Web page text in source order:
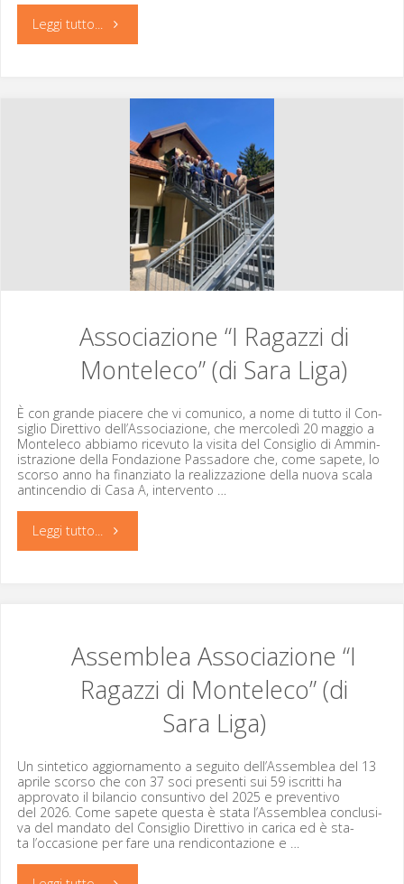
Leggi tutto...
PIAZZETTA
Paola
Marino)"
Associazione “I Ragazzi di
Monteleco” (di Sara Liga)
È con grande piacere che vi comu­ni­co, a nome di tut­to il Con­
siglio Diret­ti­vo dell’Associazione, che mer­coledì 20 mag­gio a
Mon­t­ele­co abbi­amo rice­vu­to la visi­ta del Con­siglio di Ammin­
is­trazione del­la Fon­dazione Pas­sadore che, come sapete, lo
scor­so anno ha finanzi­a­to la real­iz­zazione del­la nuo­va scala
anti­ncen­dio di Casa A, intervento …
Leggi tutto... "Associazione
Monteleco”
Sara Liga)"
Assemblea Associazione “I
Ragazzi di Monteleco” (di
Sara Liga)
Un sin­teti­co aggior­na­men­to a segui­to dell’Assemblea del 13
aprile scor­so che con 37 soci pre­sen­ti sui 59 iscrit­ti ha
approva­to il bilan­cio con­sun­ti­vo del 2025 e pre­ven­ti­vo
del 2026. Come sapete ques­ta è sta­ta l’Assemblea con­clu­si­
va del manda­to del Con­siglio Diret­ti­vo in car­i­ca ed è sta­
ta l’occasione per fare una ren­di­con­tazione e …